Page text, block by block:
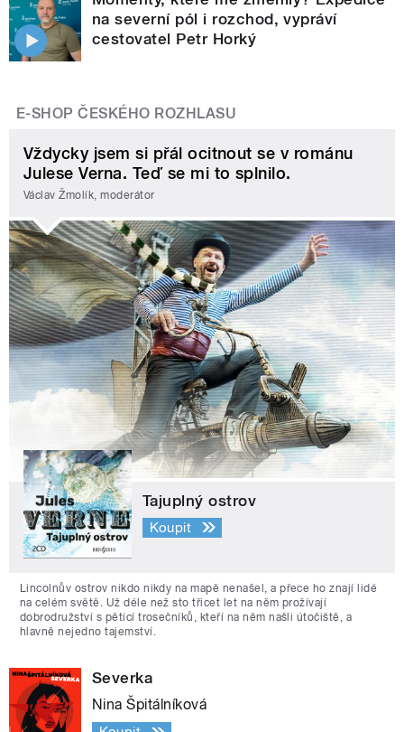
na severní pól i rozchod, vypráví
cestovatel Petr Horký
E-SHOP ČESKÉHO ROZHLASU
Vždycky jsem si přál ocitnout se v románu
Julese Verna. Teď se mi to splnilo.
Václav Žmolík, moderátor
Tajuplný ostrov
Koupit
Lincolnův ostrov nikdo nikdy na mapě nenašel, a přece ho znají lidé
na celém světě. Už déle než sto třicet let na něm prožívají
dobrodružství s pěticí trosečníků, kteří na něm našli útočiště, a
hlavně nejedno tajemství.
Severka
Nina Špitálníková